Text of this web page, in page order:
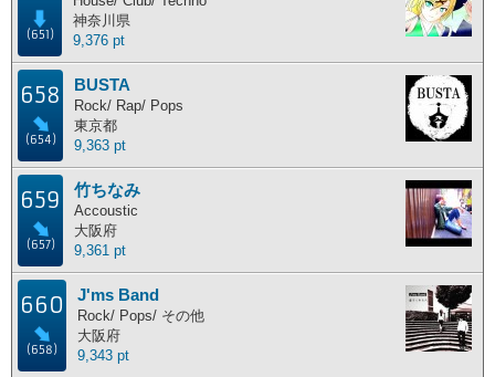
(651)
神奈川県
9,376 pt
658
(654)
BUSTA
Rock/ Rap/ Pops
東京都
9,363 pt
659
(657)
竹ちなみ
Accoustic
大阪府
9,361 pt
660
(658)
J'ms Band
Rock/ Pops/ その他
大阪府
9,343 pt